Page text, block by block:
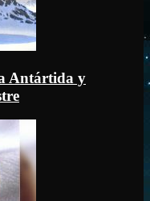
Antártida y